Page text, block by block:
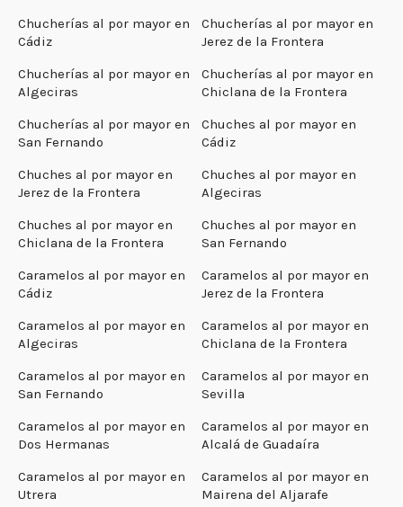
Chucherías al por mayor en
Cádiz
Chucherías al por mayor en
Jerez de la Frontera
Chucherías al por mayor en
Algeciras
Chucherías al por mayor en
Chiclana de la Frontera
Chucherías al por mayor en
San Fernando
Chuches al por mayor en
Cádiz
Chuches al por mayor en
Jerez de la Frontera
Chuches al por mayor en
Algeciras
Chuches al por mayor en
Chiclana de la Frontera
Chuches al por mayor en
San Fernando
Caramelos al por mayor en
Cádiz
Caramelos al por mayor en
Jerez de la Frontera
Caramelos al por mayor en
Algeciras
Caramelos al por mayor en
Chiclana de la Frontera
Caramelos al por mayor en
San Fernando
Caramelos al por mayor en
Sevilla
Caramelos al por mayor en
Dos Hermanas
Caramelos al por mayor en
Alcalá de Guadaíra
Caramelos al por mayor en
Utrera
Caramelos al por mayor en
Mairena del Aljarafe